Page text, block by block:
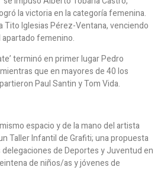
la victoria en la categoría femenina.
Tito Iglesias Pérez-Ventana, venciendo
apartado femenino.
terminó en primer lugar Pedro
que en mayores de 40 los
Paul Santin y Tom Vida.
espacio y de la mano del artista
Taller Infantil de Grafiti; una propuesta
delegaciones de Deportes y Juventud en
de niños/as y jóvenes de